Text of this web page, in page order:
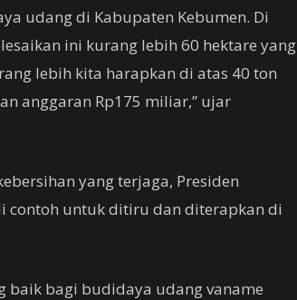
udang di Kabupaten Kebumen. Di
ini kurang lebih 60 hektare yang
lebih kita harapkan di atas 40 ton
anggaran Rp175 miliar,” ujar
yang terjaga, Presiden
contoh untuk ditiru dan diterapkan di
baik bagi budidaya udang vaname